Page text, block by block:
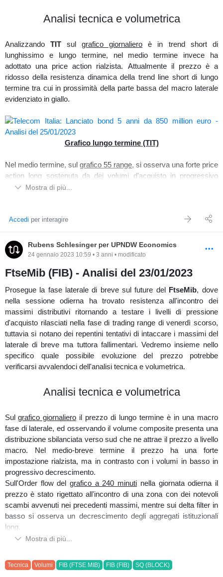
una distribuzione ben bilanciata che ne ha concausato l'attuale
abbandono con una forte prosecuzione al rialzo.
Medio/breve termine (G)
Interessante di come nelle ultime sessioni di mercato, sull'order
flow delgrafico a 22 range
assorbimento.
Visualizzando ilVolbook
d'attrazione in area di prezzo 18.
Ultime sessioni di mercato (G)
mesi), Generalia confronto dell'indice
è più forte dello
Correlazione (UPNDW)
Analisi tecnica e volumetrica
Analizzando TIT sul grafico giornaliero è in trend short di
lunghissimo e lungo termine, nel medio termine invece ha
adottato una price action rialzista. Attualmente il prezzo è a
ridosso della resistenza dinamica della trend line short di lungo
termine tra cui in prossimità della parte bassa del macro laterale
evidenziato in giallo.
Grafico lungo termine (TIT)
Nel medio termine, sul grafico 55 range, si osserva una forte price
action long sostenuta da dei volumi d'acquisto in progressivo
aumento come visto sugli istogrammi in basso e con delle
quantità di vendita (vedi istogrammi in basso) a seguito
una prima impostazione ribassista; analizzando più
dettagliatamente la distribuzione di breve sul grafico a 60 minuti si
discapito del prezzo.
Grafico medio/breve termine (TIT)
Nelle ultime sessioni di mercato, sull'order flow del
grafico a 22
range, dall'impostazione ribassista si osservano dei primi acquisti
assorbiti in area 0,2620, ma tuttora poco rilevanti.
nuove considerazioni, nel frattempo nel caso il prezzo
confermasse il cambio di P.A. e si stabilizzi al di sotto di 0,25 con
delle evidence volumetriche a favore, sarebbe interessante un
proseguimento di breve sino area 0,21-0,22 dove presenta dei
livelli di pressione (vedi grafico 55 range ).
Ultime sessioni di mercato (TIT)
Controllando nella sezione correlazioni di
mesi),Telecom Italia
Mostra di più...
Accedi per interagire
Rubens Schlesinger per UPNDW Economics
24 gennaio 2023 10:59 • 3 anni • modificato
FtseMib (FIB) - Analisi del 23/01/2023
Prosegue la fase laterale di breve sul future del FtseMib, dove
nella sessione odierna ha trovato resistenza all'incontro dei
massimi distributivi ritornando a testare i livelli di pressione
d'acquisto rilasciati nella fase di trading range di venerdì scorso,
tuttavia si notano dei repentini tentativi di intaccare i massimi del
laterale di breve ma tuttora fallimentari. Vedremo insieme nello
specifico quale possibile evoluzione del prezzo potrebbe
verificarsi avvalendoci dell'analisi tecnica e volumetrica.
Analisi tecnica e volumetrica
Sul grafico giornaliero il prezzo di lungo termine è in una macro
fase di laterale, ed osservando il volume composite presenta una
distribuzione sbilanciata verso sud che ne attrae il prezzo a livello
macro. Nel medio-breve termine il prezzo ha una forte
impostazione rialzista, ma in contrasto con i volumi in basso in
progressivo decrescimento.
Sull'Order flow del grafico a 240 minuti nella giornata odierna il
prezzo è stato rigettato all'incontro di una zona con dei notevoli
scambi avvenuti nei precedenti massimi, mentre sui delta filter in
basso si osserva un decrescimento degli aggregati istituzionali
long.
Visualizzando ilFIB, sulgrafico a 32 minuti, è in una fase di
Mostra di più...
Tecnica Volumi FIB (FTSE MIB) FIB (FIB) SQ (BLOCK)